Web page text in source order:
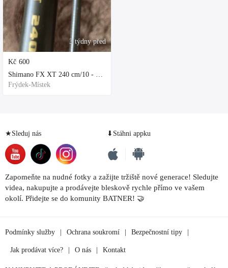
3 týdny před
Kč 600
Shimano FX XT 240 cm/10 - 30 g
Frýdek-Místek
★Sleduj nás ⬇Stáhni appku
Zapomeňte na nudné fotky a zažijte tržiště nové generace! Sledujte
videa, nakupujte a prodávejte bleskově rychle přímo ve vašem
okolí. Přidejte se do komunity BATNER! 🤝
Podmínky služby Ochrana soukromí Bezpečnostní tipy
Jak prodávat více? O nás Kontakt